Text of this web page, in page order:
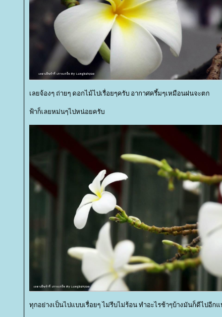
เลยจ้องๆ ถ่ายๆ ดอกไม้ไปเรื่อยๆครับ อากาศครึ้มๆเหมือนฝนจะตก
ฟ้าก็เลยหม่นๆไปหน่อยครับ
ทุกอย่างเป็นไปแบบเรื่อยๆ ไม่รีบไม่ร้อน ทำอะไรช้าๆบ้างมันก็ดีไปอีก